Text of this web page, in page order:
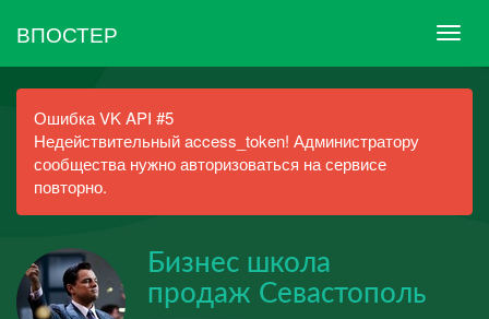
ВПОСТЕР
Ошибка VK API #5
Недействительный access_token! Администратору
сообщества нужно авторизоваться на сервисе
повторно.
Бизнес школа
продаж Севастополь